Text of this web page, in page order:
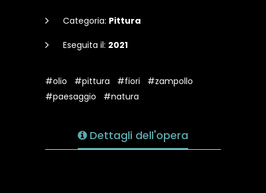
Categoria: Pittura
Eseguita il: 2021
#olio #pittura #fiori
#zampollo
#paesaggio
#natura
Dettagli dell'opera